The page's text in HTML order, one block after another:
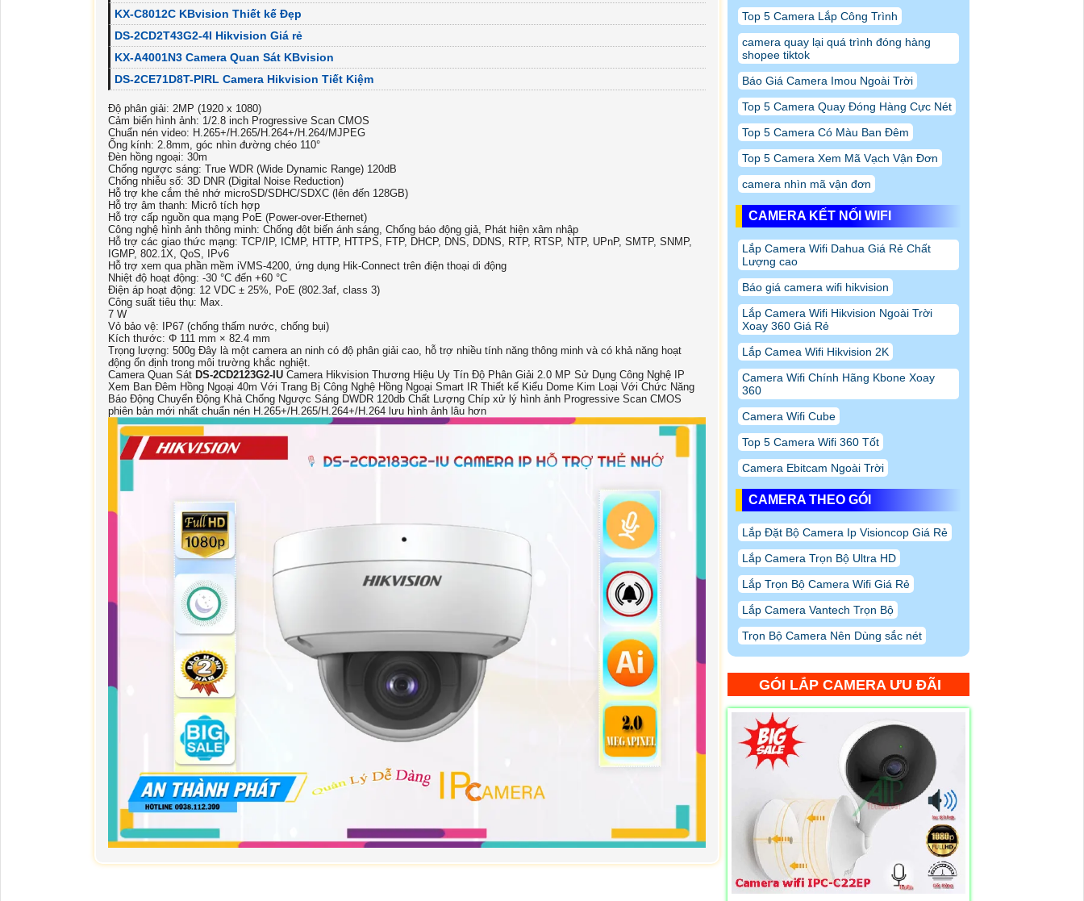
KX-C8012C KBvision Thiết kế Đẹp
DS-2CD2T43G2-4I Hikvision Giá rẻ
KX-A4001N3 Camera Quan Sát KBvision
DS-2CE71D8T-PIRL Camera Hikvision Tiết Kiệm
Độ phân giải: 2MP (1920 x 1080)
Cảm biến hình ảnh: 1/2.8 inch Progressive Scan CMOS
Chuẩn nén video: H.265+/H.265/H.264+/H.264/MJPEG
Ống kính: 2.8mm, góc nhìn đường chéo 110°
Đèn hồng ngoại: 30m
Chống ngược sáng: True WDR (Wide Dynamic Range) 120dB
Chống nhiễu số: 3D DNR (Digital Noise Reduction)
Hỗ trợ khe cắm thẻ nhớ microSD/SDHC/SDXC (lên đến 128GB)
Hỗ trợ âm thanh: Micrô tích hợp
Hỗ trợ cấp nguồn qua mạng PoE (Power-over-Ethernet)
Công nghệ hình ảnh thông minh: Chống đột biến ánh sáng, Chống báo động giả, Phát hiện xâm nhập
Hỗ trợ các giao thức mạng: TCP/IP, ICMP, HTTP, HTTPS, FTP, DHCP, DNS, DDNS, RTP, RTSP, NTP, UPnP, SMTP, SNMP,
IGMP, 802.1X, QoS, IPv6
Hỗ trợ xem qua phần mềm iVMS-4200, ứng dụng Hik-Connect trên điện thoại di động
Nhiệt độ hoạt động: -30 °C đến +60 °C
Điện áp hoạt động: 12 VDC ± 25%, PoE (802.3af, class 3)
Công suất tiêu thụ: Max.
7 W
Vỏ bảo vệ: IP67 (chống thấm nước, chống bụi)
Kích thước: Φ 111 mm × 82.4 mm
Trọng lượng: 500g Đây là một camera an ninh có độ phân giải cao, hỗ trợ nhiều tính năng thông minh và có khả năng hoạt
động ổn định trong môi trường khắc nghiệt.
Camera Quan Sát DS-2CD2123G2-IU Camera Hikvision Thương Hiệu Uy Tín Độ Phân Giải 2.0 MP Sử Dụng Công Nghệ IP
Xem Ban Đêm Hồng Ngoại 40m Với Trang Bị Công Nghệ Hồng Ngoại Smart IR Thiết kế Kiểu Dome Kim Loại Với Chức Năng
Báo Động Chuyển Động Khả Chống Ngược Sáng DWDR 120db Chất Lượng Chíp xử lý hình ảnh Progressive Scan CMOS
phiên bản mới nhất chuẩn nén H.265+/H.265/H.264+/H.264 lưu hình ảnh lâu hơn
Top 5 Camera Lắp Công Trình
camera quay lại quá trình đóng hàng
shopee tiktok
Báo Giá Camera Imou Ngoài Trời
Top 5 Camera Quay Đóng Hàng Cực Nét
Top 5 Camera Có Màu Ban Đêm
Top 5 Camera Xem Mã Vạch Vận Đơn
camera nhìn mã vận đơn
CAMERA KẾT NỐI WIFI
Lắp Camera Wifi Dahua Giá Rẻ Chất
Lượng cao
Báo giá camera wifi hikvision
Lắp Camera Wifi Hikvision Ngoài Trời
Xoay 360 Giá Rẻ
Lắp Camea Wifi Hikvision 2K
Camera Wifi Chính Hãng Kbone Xoay
360
Camera Wifi Cube
Top 5 Camera Wifi 360 Tốt
Camera Ebitcam Ngoài Trời
CAMERA THEO GÓI
Lắp Đặt Bộ Camera Ip Visioncop Giá Rẻ
Lắp Camera Trọn Bộ Ultra HD
Lắp Trọn Bộ Camera Wifi Giá Rẻ
Lắp Camera Vantech Trọn Bộ
Trọn Bộ Camera Nên Dùng sắc nét
GÓI LẮP CAMERA ƯU ĐÃI